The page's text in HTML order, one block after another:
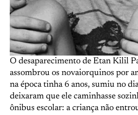
O desaparecimento de Etan Kilil
assombrou os novaiorquinos por
na época tinha 6 anos, sumiu no
deixaram que ele caminhasse
ônibus escolar: a criança não